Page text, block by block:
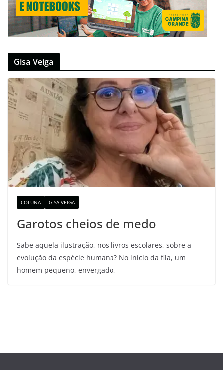
Gisa Veiga
COLUNA GISA VEIGA
Garotos cheios de medo
Sabe aquela ilustração, nos livros escolares, sobre a
evolução da espécie humana? No início da fila, um
homem pequeno, envergado,